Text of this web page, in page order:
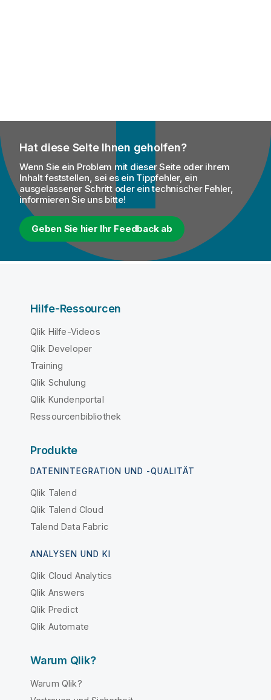
Hat diese Seite Ihnen geholfen?
Wenn Sie ein Problem mit dieser Seite oder ihrem
Inhalt feststellen, sei es ein Tippfehler, ein
ausgelassener Schritt oder ein technischer Fehler,
informieren Sie uns bitte!
Geben Sie hier Ihr Feedback ab
Hilfe-Ressourcen
Qlik Hilfe-Videos
Qlik Developer
Training
Qlik Schulung
Qlik Kundenportal
Ressourcenbibliothek
Produkte
DATENINTEGRATION UND -QUALITÄT
Qlik Talend
Qlik Talend Cloud
Talend Data Fabric
ANALYSEN UND KI
Qlik Cloud Analytics
Qlik Answers
Qlik Predict
Qlik Automate
Warum Qlik?
Warum Qlik?